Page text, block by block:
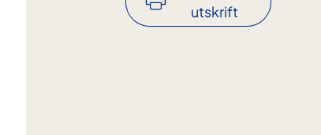
utskrift